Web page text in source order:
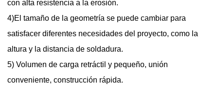
con alta resistencia a la erosión.
4)El tamaño de la geometría se puede cambiar para
satisfacer diferentes necesidades del proyecto, como la
altura y la distancia de soldadura.
5) Volumen de carga retráctil y pequeño, unión
conveniente, construcción rápida.